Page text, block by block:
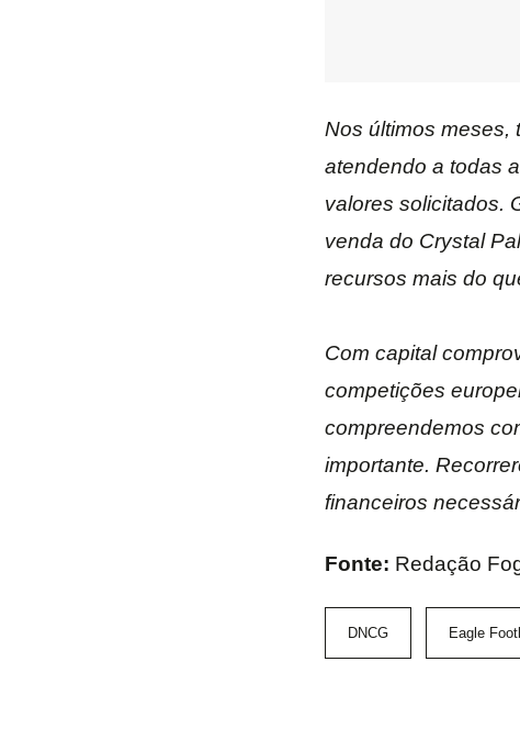
Nos últimos meses,
atendendo a todas
valores solicitados.
venda do Crystal
recursos mais do
Com capital
competições
compreendemos
importante.
financeiros
Fonte: Redação
DNCG Eagle